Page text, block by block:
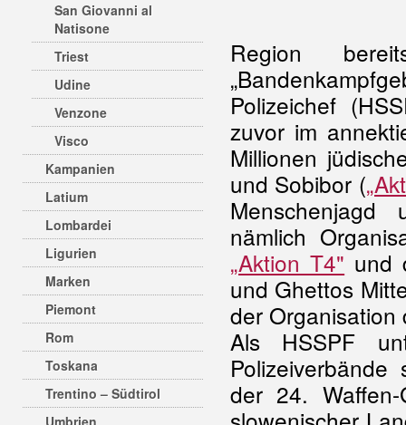
San Giovanni al
Natisone
Triest
Udine
Venzone
Visco
Kampanien
Latium
Lombardei
Ligurien
Marken
Piemont
Rom
Toskana
Trentino – Südtirol
Umbrien
Region
Polizeichef
zuvor im
Millionen
und Sobibor (
Menschenjagd
nämlich
„Aktion T4" und
und Ghettos
der Organisation
Als HSSPF
der 24. Waffen-